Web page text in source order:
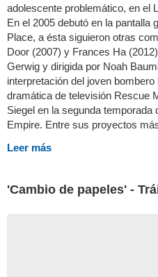
adolescente problemático, en el
En el 2005 debutó en la pantalla
Place, a ésta siguieron otras
Door (2007) y Frances Ha
Gerwig y dirigida por Noah
interpretación del joven
dramática de televisión Rescue
Siegel en la segunda
Empire. Entre sus proyectos
Leer más
'Cambio de papeles' -